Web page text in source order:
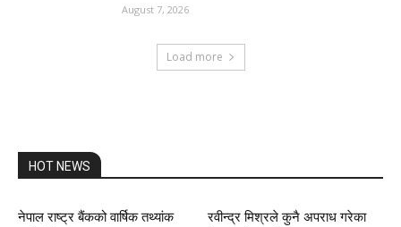
August 7, 2026
Load more
HOT NEWS
नेपाल राष्ट्र बैंकको वार्षिक तथ्यांक
रवीन्द्र मिश्रले कुनै अपराध गरेका